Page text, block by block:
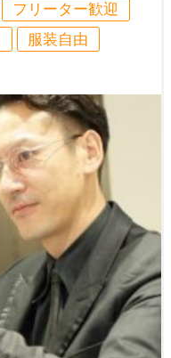
フリーター歓迎
服装自由